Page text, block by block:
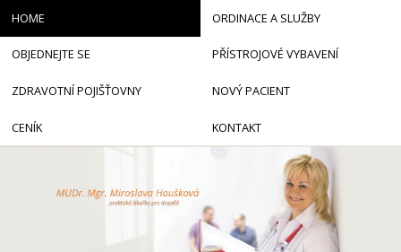
HOME ORDINACE A SLUŽBY
OBJEDNEJTE SE PŘÍSTROJOVÉ VYBAVENÍ
ZDRAVOTNÍ POJIŠŤOVNY NOVÝ PACIENT
CENÍK KONTAKT